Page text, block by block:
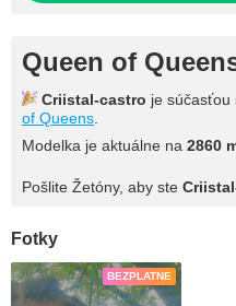
Queen of
Criistal-castro je súčasťou
of Queens
Modelka je aktuálne na 2860
Pošlite Žetóny, aby ste
Fotky
BEZPLATNE